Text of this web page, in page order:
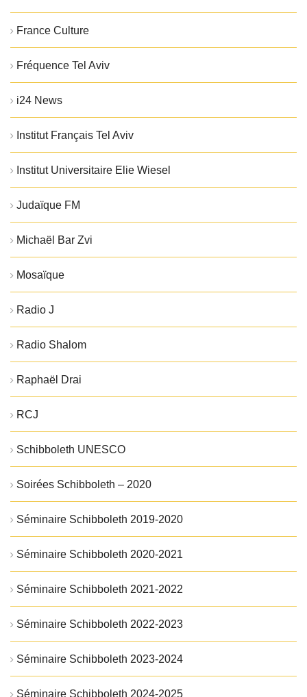
France Culture
Fréquence Tel Aviv
i24 News
Institut Français Tel Aviv
Institut Universitaire Elie Wiesel
Judaïque FM
Michaël Bar Zvi
Mosaïque
Radio J
Radio Shalom
Raphaël Drai
RCJ
Schibboleth UNESCO
Soirées Schibboleth – 2020
Séminaire Schibboleth 2019-2020
Séminaire Schibboleth 2020-2021
Séminaire Schibboleth 2021-2022
Séminaire Schibboleth 2022-2023
Séminaire Schibboleth 2023-2024
Séminaire Schibboleth 2024-2025